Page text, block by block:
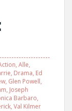
, Alle,
, Drama, Ed
, Glen Powell,
, Joseph
Barbaro,
, Val Kilmer